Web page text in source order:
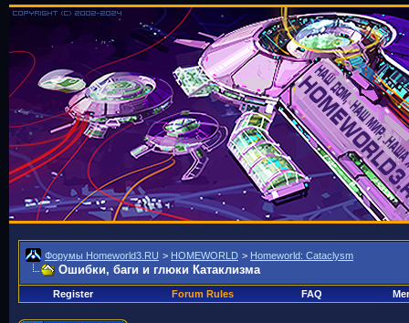
Форумы Homeworld3.RU > HOMEWORLD > Homeworld: Cataclysm
Ошибки, баги и глюки Катаклизма
Register Forum Rules FAQ